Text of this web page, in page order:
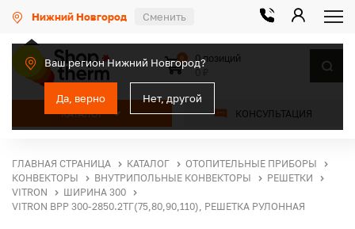
Нижний Новгород Сменить
Ваш регион Нижний Новгород?
Да, верно Нет, другой
КАТАЛОГ КОНСУЛЬТАЦИЯ
0
0 позиций
ГЛАВНАЯ СТРАНИЦА КАТАЛОГ
ОТОПИТЕЛЬНЫЕ ПРИБОРЫ
КОНВЕКТОРЫ
ВНУТРИПОЛЬНЫЕ КОНВЕКТОРЫ
РЕШЕТКИ
VITRON
ШИРИНА 300
VITRON ВРР 300-2850.2ТГ(75,80,90,110), РЕШЕТКА РУЛОННАЯ